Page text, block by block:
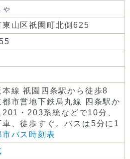
東山区祇園町北側625
線 祇園四条駅から徒歩8
市営地下鉄烏丸線 四条駅か
201・203系統などで10分、
、徒歩すぐ。バスは5分に1
市バス時刻表